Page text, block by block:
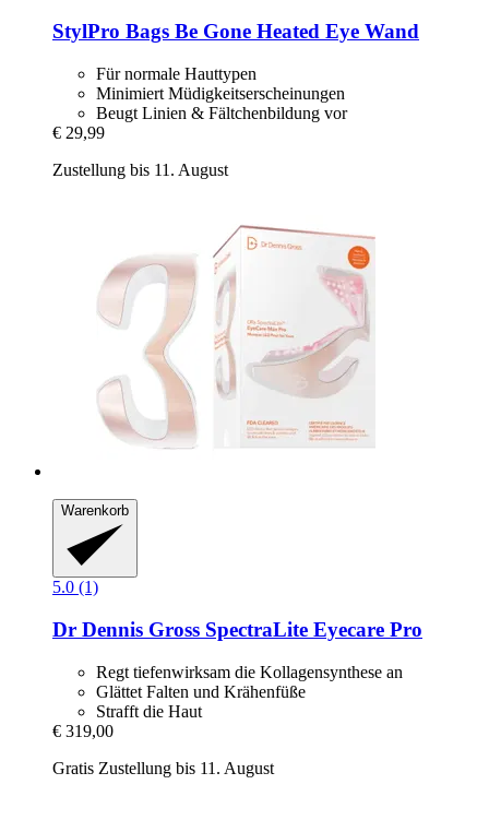
StylPro Bags Be Gone Heated Eye Wand
Für normale Hauttypen
Minimiert Müdigkeitserscheinungen
Beugt Linien & Fältchenbildung vor
€ 29,99
Zustellung bis 11. August
Warenkorb
5.0 (1)
Dr Dennis Gross SpectraLite Eyecare Pro
Regt tiefenwirksam die Kollagensynthese an
Glättet Falten und Krähenfüße
Strafft die Haut
€ 319,00
Gratis Zustellung bis 11. August